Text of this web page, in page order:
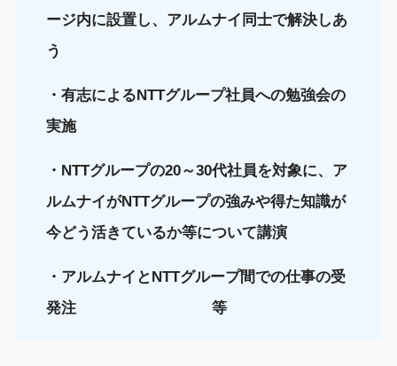
ージ内に設置し、アルムナイ同士で解決しあ
う
・有志によるNTTグループ社員への勉強会の
実施
・ NTTグループの20～30代社員を対象に、ア
ルムナイがNTTグループの強みや得た知識が
今どう活きているか等について講演
・ アルムナイとNTTグループ間での仕事の受
発注 等